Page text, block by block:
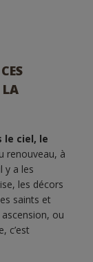
LA
le ciel, le
renouveau, à
y a les
les décors
saints et
ou
c’est